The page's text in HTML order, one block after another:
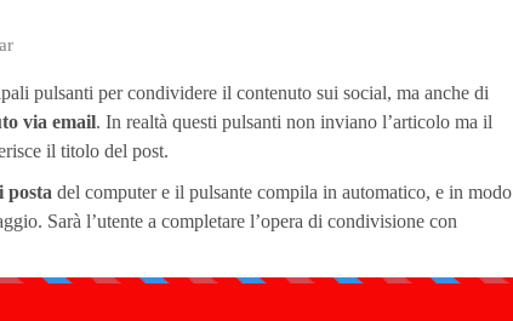
pulsanti per condividere il contenuto sui social, ma anche di
via email. In realtà questi pulsanti non inviano l’articolo ma il
il titolo del post.
posta del computer e il pulsante compila in automatico, e in modo
Sarà l’utente a completare l’opera di condivisione con